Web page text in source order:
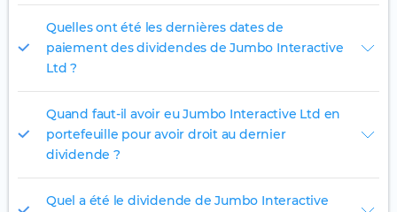
Quelles ont été les dernières dates de
paiement des dividendes de Jumbo Interactive
Ltd ?
Quand faut-il avoir eu Jumbo Interactive Ltd en
portefeuille pour avoir droit au dernier
dividende ?
Quel a été le dividende de Jumbo Interactive